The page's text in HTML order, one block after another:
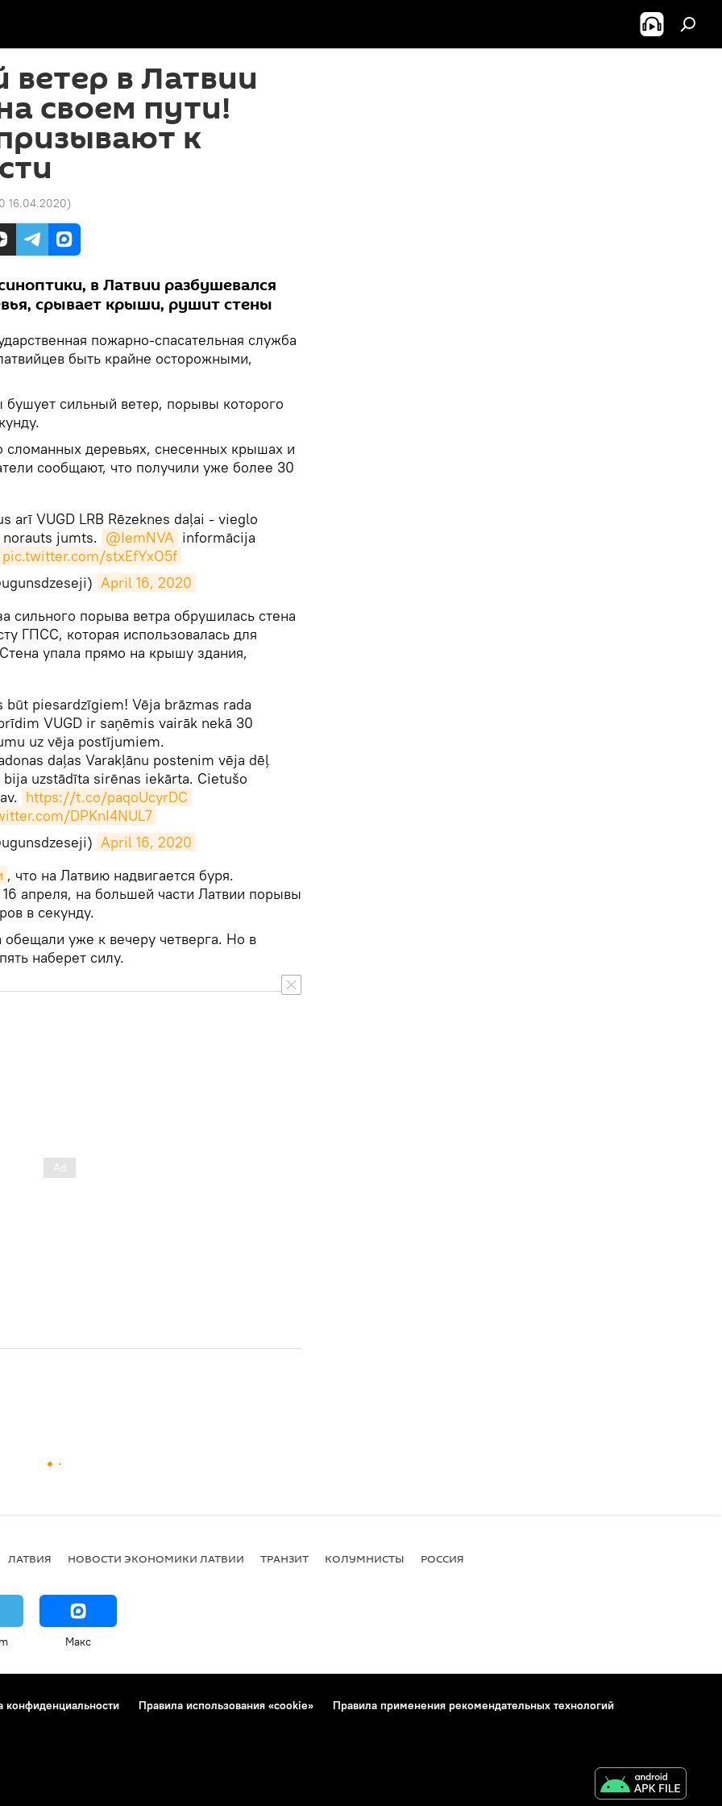
в Латвии
своем пути!
к
16.04.2020)
в Латвии разбушевался
срывает крыши, рушит стены
пожарно-спасательная служба
быть крайне осторожными,
бушует сильный ветер, порывы которого
сломанных деревьях, снесенных крышах и
сообщают, что получили уже более 30
arī VUGD LRB Rēzeknes daļai - vieglo
jumts. @IemNVA informācija
pic.twitter.com/stxEfYxO5f
April 16, 2020
сильного порыва ветра обрушилась стена
ГПСС, которая использовалась для
упала прямо на крышу здания,
piesardzīgiem! Vēja brāzmas rada
VUGD ir saņēmis vairāk nekā 30
uz vēja postījumiem.
daļas Varakļānu postenim vēja dēļ
uzstādīta sirēnas iekārta. Cietušo
https://t.co/paqoUcyrDC
DPKnI4NUL7
April 16, 2020
, что на Латвию надвигается буря.
апреля, на большей части Латвии порывы
в секунду.
уже к вечеру четверга. Но в
наберет силу.
ЛАТВИЯ НОВОСТИ ЭКОНОМИКИ ЛАТВИИ ТРАНЗИТ КОЛУМНИСТЫ РОССИЯ
Макс
конфиденциальности Правила использования «cookie»
Правила применения рекомендательных технологий